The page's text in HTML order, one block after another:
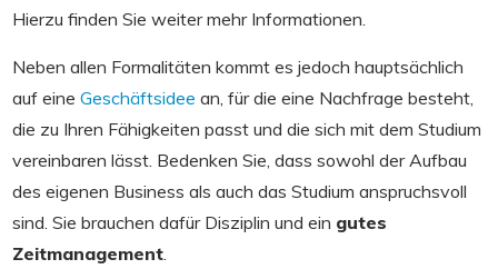
Hierzu finden Sie weiter mehr Informationen.
Neben allen Formalitäten kommt es jedoch hauptsächlich
auf eine Geschäftsidee an, für die eine Nachfrage besteht,
die zu Ihren Fähigkeiten passt und die sich mit dem Studium
vereinbaren lässt. Bedenken Sie, dass sowohl der Aufbau
des eigenen Business als auch das Studium anspruchsvoll
sind. Sie brauchen dafür Disziplin und ein gutes
Zeitmanagement.